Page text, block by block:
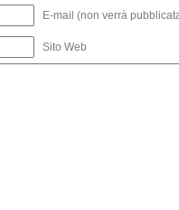
E-mail (non verrà
Sito Web